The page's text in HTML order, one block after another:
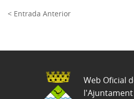
< Entrada Anterior
Web Oficial